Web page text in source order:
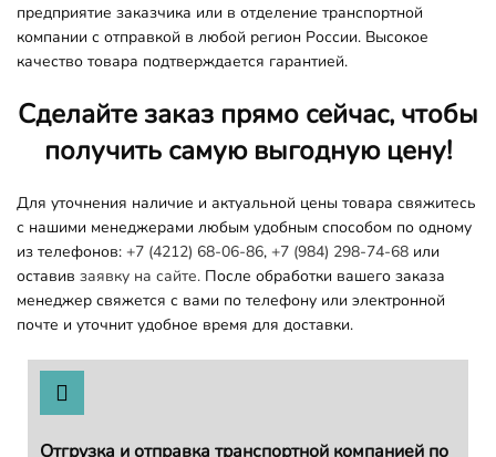
предприятие заказчика или в отделение транспортной
компании с отправкой в любой регион России. Высокое
качество товара подтверждается гарантией.
Сделайте заказ прямо сейчас, чтобы
получить самую выгодную цену!
Для уточнения наличие и актуальной цены товара свяжитесь
с нашими менеджерами любым удобным способом по одному
из телефонов: +7 (4212) 68-06-86, +7 (984) 298-74-68 или
оставив заявку на сайте. После обработки вашего заказа
менеджер свяжется с вами по телефону или электронной
почте и уточнит удобное время для доставки.
Отгрузка и отправка транспортной компанией по